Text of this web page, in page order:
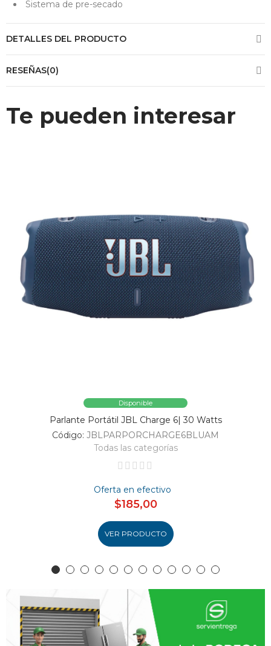
Sistema de pre-secado
DETALLES DEL PRODUCTO
RESEÑAS(0)
Te pueden interesar
Disponible
Parlante Portátil JBL Charge 6| 30 Watts
Código: JBLPARPORCHARGE6BLUAM
Todas las categorías
Oferta en efectivo
$185,00
VER PRODUCTO